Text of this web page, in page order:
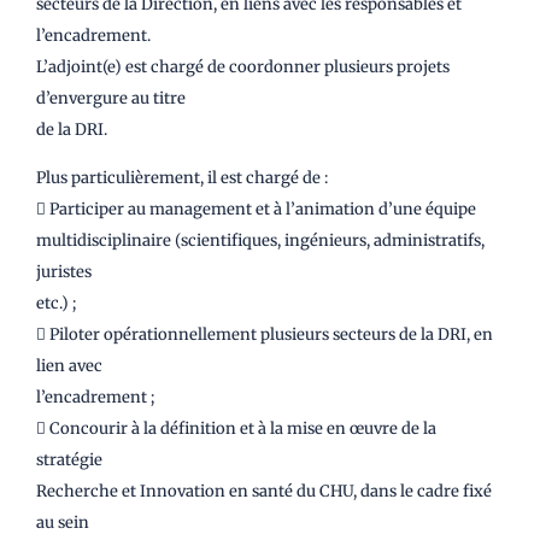
l’encadrement.
L’adjoint(e) est chargé de coordonner plusieurs projets
d’envergure au titre
de la DRI.
Plus particulièrement, il est chargé de :
 Participer au management et à l’animation d’une équipe
multidisciplinaire (scientifiques, ingénieurs, administratifs,
juristes
etc.) ;
 Piloter opérationnellement plusieurs secteurs de la DRI, en
lien avec
l’encadrement ;
 Concourir à la définition et à la mise en œuvre de la
stratégie
Recherche et Innovation en santé du CHU, dans le cadre fixé
au sein